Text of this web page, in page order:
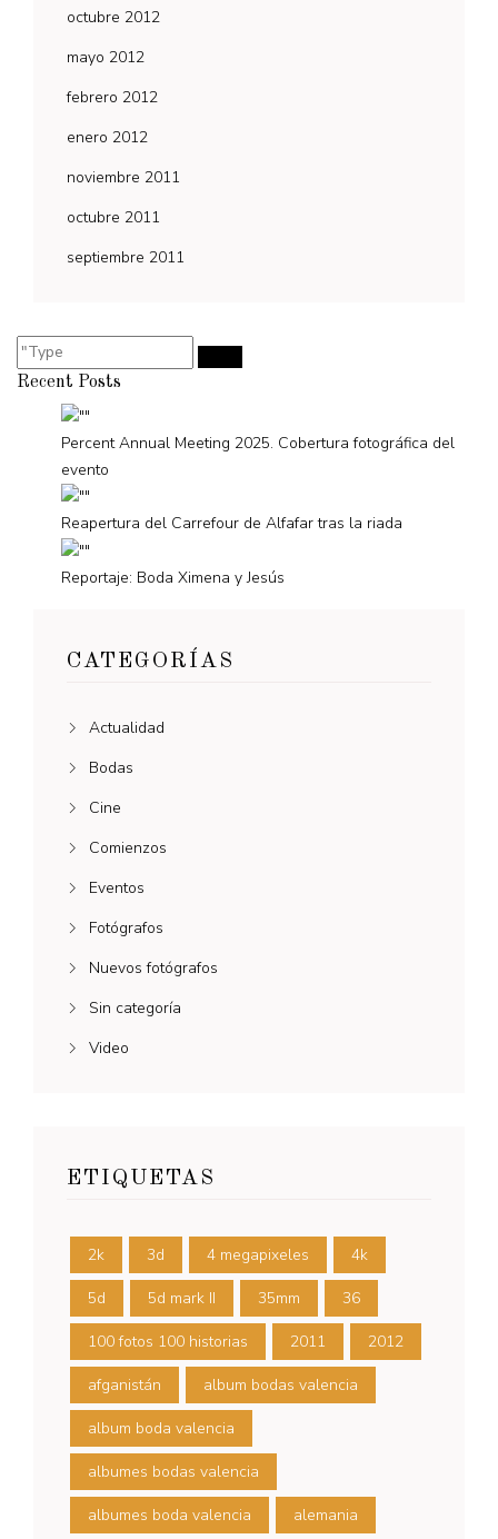
octubre 2012
mayo 2012
febrero 2012
enero 2012
noviembre 2011
octubre 2011
septiembre 2011
Recent Posts
Percent Annual Meeting 2025. Cobertura fotográfica del
evento
Reapertura del Carrefour de Alfafar tras la riada
Reportaje: Boda Ximena y Jesús
CATEGORÍAS
Actualidad
Bodas
Cine
Comienzos
Eventos
Fotógrafos
Nuevos fotógrafos
Sin categoría
Video
ETIQUETAS
2k 3d 4 megapixeles 4k
5d 5d mark II 35mm 36
100 fotos 100 historias 2011 2012
afganistán album bodas valencia
album boda valencia
albumes bodas valencia
albumes boda valencia alemania